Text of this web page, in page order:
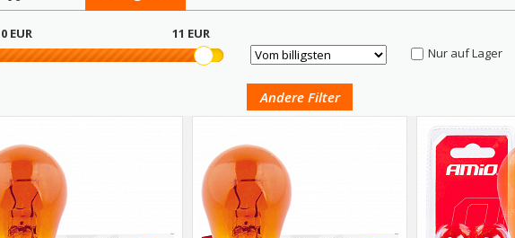
0 EUR 11 EUR
Nur auf Lager
Andere Filter